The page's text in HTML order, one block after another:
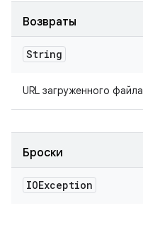
Возвраты
String
URL загруженного файла
Броски
IOException